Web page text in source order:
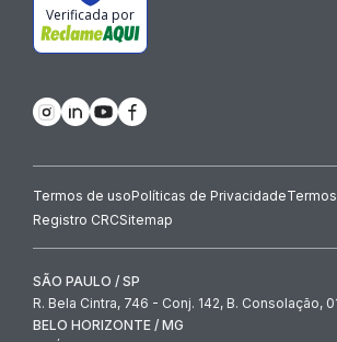
Verificada por
Termos de usoPolíticas de Privacidade
Registro CRCSitemap
SÃO PAULO / SP
R. Bela Cintra, 746 - Conj. 142, B. Consolação,
BELO HORIZONTE / MG